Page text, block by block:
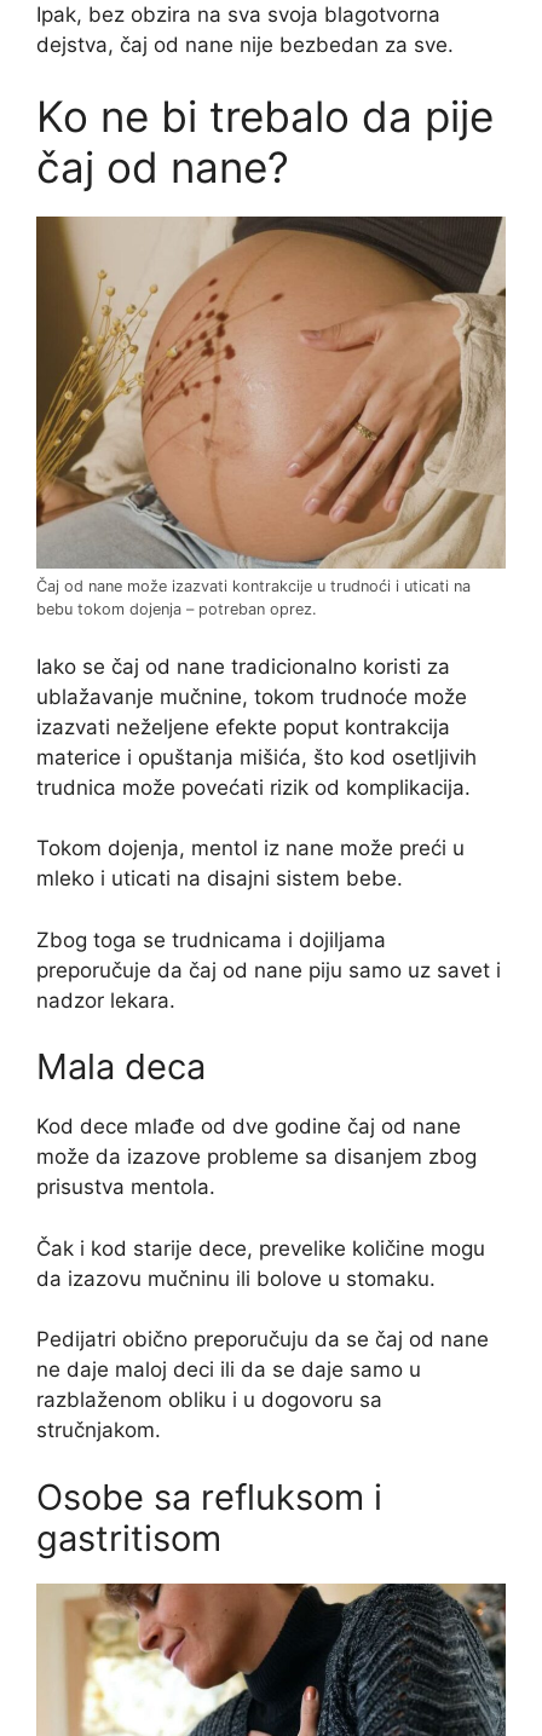
Ipak, bez obzira na sva svoja blagotvorna
dejstva, čaj od nane nije bezbedan za sve.
Ko ne bi trebalo da pije
čaj od nane?
Čaj od nane može izazvati kontrakcije u trudnoći i uticati na
bebu tokom dojenja – potreban oprez.
Iako se čaj od nane tradicionalno koristi za
ublažavanje mučnine, tokom trudnoće može
izazvati neželjene efekte poput kontrakcija
materice i opuštanja mišića, što kod osetljivih
trudnica može povećati rizik od komplikacija.
Tokom dojenja, mentol iz nane može preći u
mleko i uticati na disajni sistem bebe.
Zbog toga se trudnicama i dojiljama
preporučuje da čaj od nane piju samo uz savet i
nadzor lekara.
Mala deca
Kod dece mlađe od dve godine čaj od nane
može da izazove probleme sa disanjem zbog
prisustva mentola.
Čak i kod starije dece, prevelike količine mogu
da izazovu mučninu ili bolove u stomaku.
Pedijatri obično preporučuju da se čaj od nane
ne daje maloj deci ili da se daje samo u
razblaženom obliku i u dogovoru sa
stručnjakom.
Osobe sa refluksom i
gastritisom